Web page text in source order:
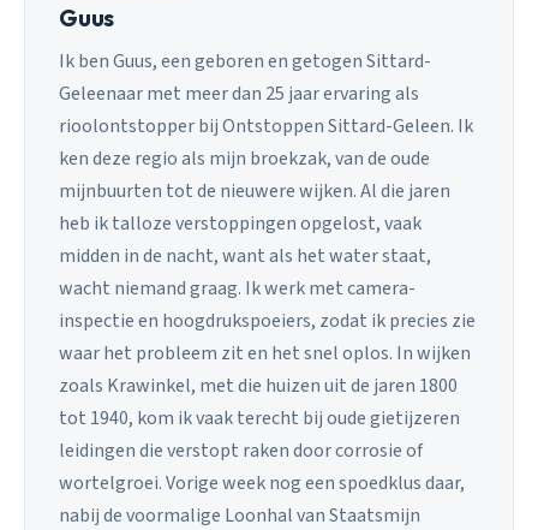
Guus
Ik ben Guus, een geboren en getogen Sittard-
Geleenaar met meer dan 25 jaar ervaring als
rioolontstopper bij Ontstoppen Sittard-Geleen. Ik
ken deze regio als mijn broekzak, van de oude
mijnbuurten tot de nieuwere wijken. Al die jaren
heb ik talloze verstoppingen opgelost, vaak
midden in de nacht, want als het water staat,
wacht niemand graag. Ik werk met camera-
inspectie en hoogdrukspoeiers, zodat ik precies zie
waar het probleem zit en het snel oplos. In wijken
zoals Krawinkel, met die huizen uit de jaren 1800
tot 1940, kom ik vaak terecht bij oude gietijzeren
leidingen die verstopt raken door corrosie of
wortelgroei. Vorige week nog een spoedklus daar,
nabij de voormalige Loonhal van Staatsmijn